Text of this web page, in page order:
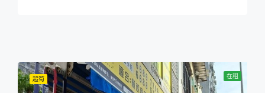
超筍 在租